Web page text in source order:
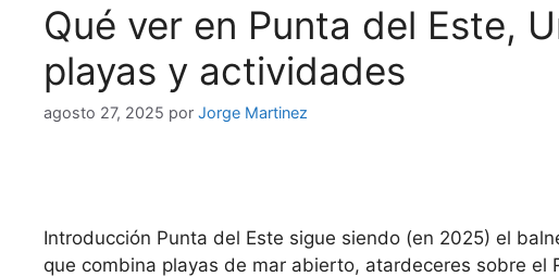
Qué ver en Punta del Este,
playas y actividades
agosto 27, 2025 por Jorge Martinez
Introducción Punta del Este sigue siendo (en 2025) el
que combina playas de mar abierto, atardeceres sobre el